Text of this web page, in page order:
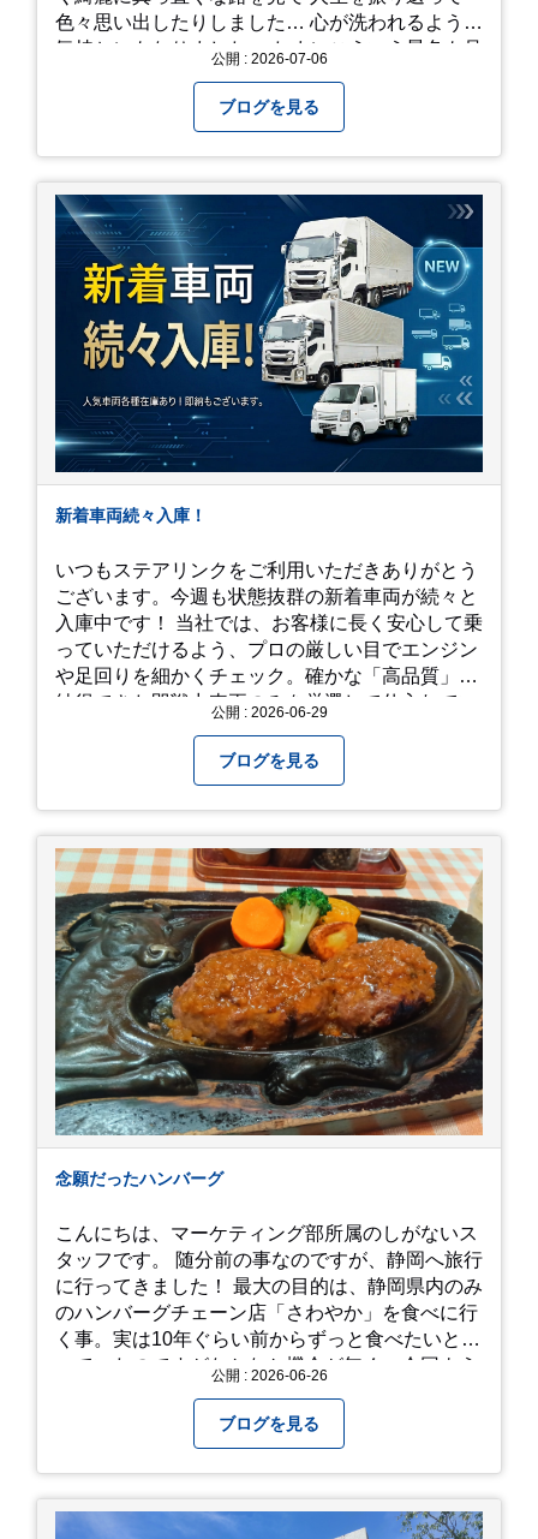
色々思い出したりしました… 心が洗われるような
気持ちにもなりました。 たまにこういう景色も見
番になりますが皆様方くれぐれもご自愛ください
公開 : 2026-07-06
ブログを見る
新着車両続々入庫！
いつもステアリンクをご利用いただきありがとう
ございます。今週も状態抜群の新着車両が続々と
入庫中です！ 当社では、お客様に長く安心して乗
っていただけるよう、プロの厳しい目でエンジン
や足回りを細かくチェック。確かな「高品質」と
納得できた即戦力車両のみを厳選して仕入れてい
公開 : 2026-06-29
ブログを見る
念願だったハンバーグ
こんにちは、マーケティング部所属のしがないス
タッフです。 随分前の事なのですが、静岡へ旅行
に行ってきました！ 最大の目的は、静岡県内のみ
のハンバーグチェーン店「さわやか」を食べに行
く事。実は10年ぐらい前からずっと食べたいと思
っていたのですがなかなか機会が無く、今回よう
って待機する事になったのですが、、10時頃にも
らった整理券で、お店に入れるのは12時過ぎ頃で
した。大人気とは聞いていましたがここまでと
は、、！！ 駅前ショッピングモール内の店舗だっ
たのでお買い物をしつつ待機して遂に入店。ハン
公開 : 2026-06-26
ブログを見る